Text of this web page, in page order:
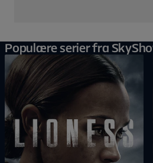
Populære serier fra